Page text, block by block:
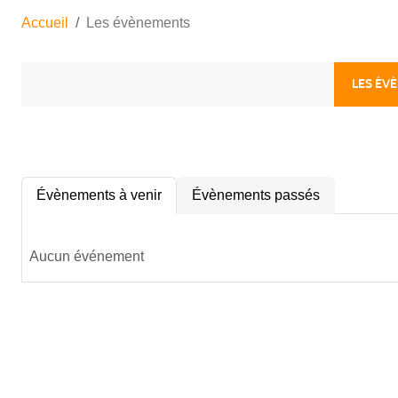
Accueil Les évènements
LES
Évènements à venir Évènements passés
Aucun événement